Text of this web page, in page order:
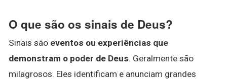
O que são os sinais de Deus?
Sinais são eventos ou experiências que
demonstram o poder de Deus. Geralmente são
milagrosos. Eles identificam e anunciam grandes